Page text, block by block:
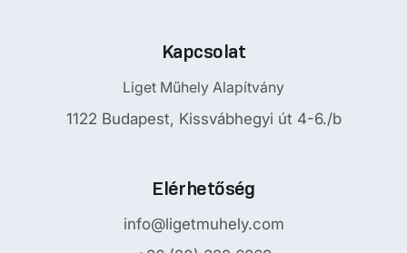
Kapcsolat
Liget Műhely Alapítvány
1122 Budapest, Kissvábhegyi út 4-6./b
Elérhetőség
info@ligetmuhely.com